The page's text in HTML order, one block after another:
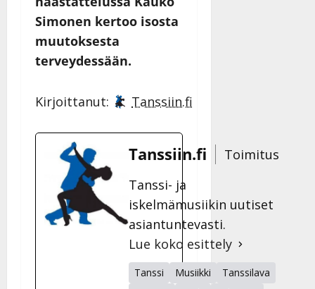
Simonen kertoo isosta
muutoksesta
terveydessään.
Kirjoittanut: Tanssiin.fi
Tanssiin.fi
Toimitus
Tanssi- ja
iskelmämusiikin uutiset
asiantuntevasti.
Lue koko esittely
Tanssi Musiikki
Tanssilava